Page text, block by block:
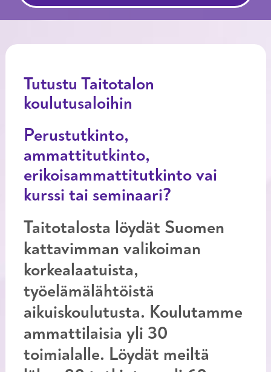
Tutustu Taitotalon
koulutusaloihin
Perustutkinto,
ammattitutkinto,
erikoisammattitutkinto vai
kurssi tai seminaari?
Taitotalosta löydät Suomen
kattavimman valikoiman
korkealaatuista,
työelämälähtöistä
aikuiskoulutusta. Koulutamme
ammattilaisia yli 30
toimialalle. Löydät meiltä